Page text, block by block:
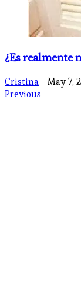
¿Es realmente
Cristina - May 7,
Previous